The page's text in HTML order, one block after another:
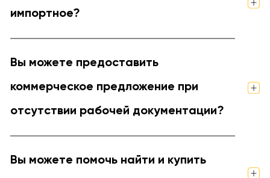
импортное?
Вы можете предоставить
коммерческое предложение при
отсутствии рабочей документации?
Вы можете помочь найти и купить